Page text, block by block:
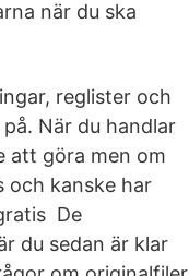
när du ska
reglister och
När du handlar
att göra men om
och kanske har
De
du sedan är klar